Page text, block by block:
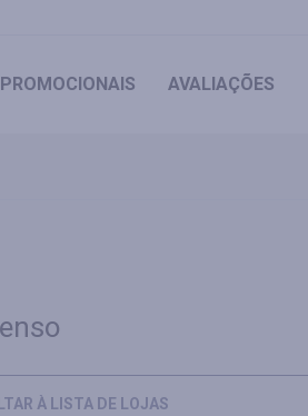
AVALIAÇÕES
À LISTA DE LOJAS